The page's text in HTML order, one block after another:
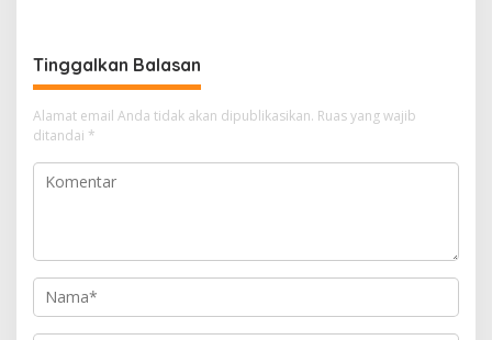
i
p
o
s
Tinggalkan Balasan
Alamat email Anda tidak akan dipublikasikan. Ruas yang wajib
ditandai *